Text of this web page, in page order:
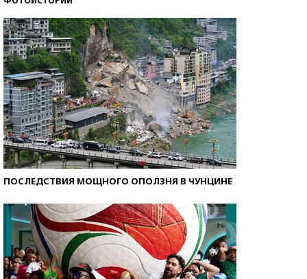
ПОСЛЕДСТВИЯ МОЩНОГО ОПОЛЗНЯ В ЧУНЦИНЕ